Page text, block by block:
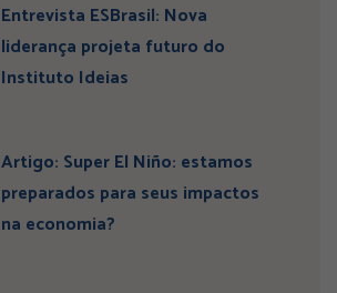
Entrevista ESBrasil: Nova
liderança projeta futuro do
Instituto Ideias
Artigo: Super El Niño: estamos
preparados para seus impactos
na economia?